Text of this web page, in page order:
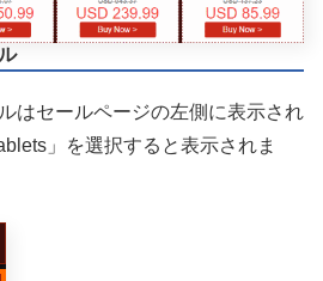
はセールページの左側に表示され
」を選択すると表示されま